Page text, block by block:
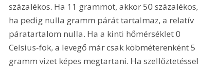
százalékos. Ha 11 grammot, akkor 50 százalékos,
ha pedig nulla gramm párát tartalmaz, a relatív
páratartalom nulla. Ha a kinti hőmérséklet 0
Celsius-fok, a levegő már csak köbméterenként 5
gramm vizet képes megtartani. Ha szellőztetéssel